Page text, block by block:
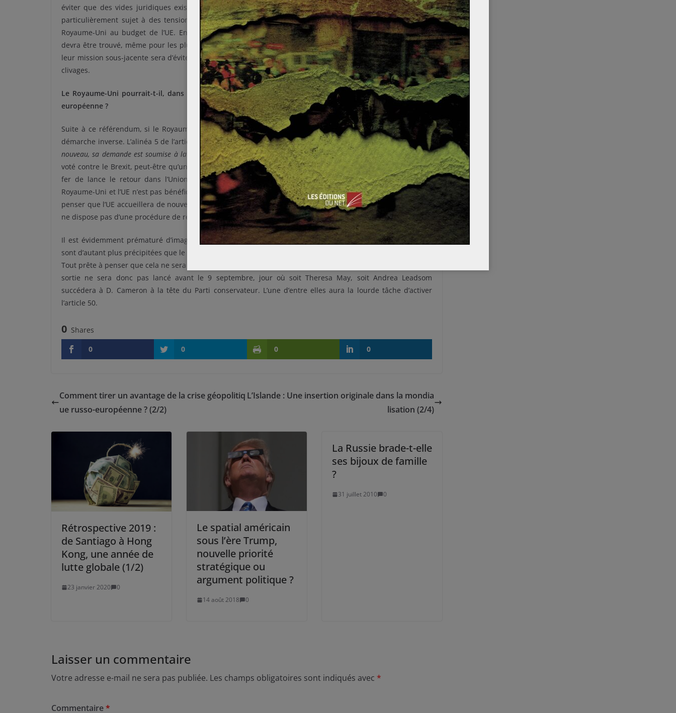
éviter que des vides juridiques existent après l’annulation de règlements de l’UE. Un sujet qui s’annonce
particulièrement sujet à des tensions concernera les modalités de la fin de la contribution financière du
Royaume-Uni au budget de l’UE. En somme, de nombreux sujets devront être abordés, et un consensus
devra être trouvé, même pour les plus ardus. Les négociateurs ont beaucoup de travail devant eux. Une de
leur mission sous-jacente sera d’éviter une division profonde de l’UE, et d’empêcher la création de nouveaux
clivages.
Le Royaume-Uni pourrait-t-il, dans un futur plus ou moins proche, revenir frapper à la porte de l’Union
européenne ?
Suite à ce référendum, si le Royaume-Uni se retire vraiment de l’UE, il pourrait tout à fait un jour faire la
démarche inverse. L’alinéa 5 de l’article 50 prévoit que «Si l’État qui s’est retiré de l’Union demande à adhérer à
nouveau, sa demande est soumise à la procédure visée à l’article 49». Etant donné que 75% des 18-25 ans ont
voté contre le Brexit, peut-être qu’une prochaine génération de femmes et d’hommes politiques fera de son
fer de lance le retour dans l’Union européenne. Cela pourrait se produire si l’accord négocié entre le
Royaume-Uni et l’UE n’est pas bénéfique pour la première des parties concernées. Cependant, rien ne laisse
penser que l’UE accueillera de nouveau le pays en déroulant le tapis rouge. De plus, un Etat qui sort de l’UE
ne dispose pas d’une procédure de ré-adhésion simplifiée.
Il est évidemment prématuré d’imaginer le retour du Royaume-Uni au sein de l’UE. De telles suppositions
sont d’autant plus précipitées que le Royaume-Uni n’a toujours pas notifié son intention au Conseil européen.
Tout prête à penser que cela ne sera pas fait tant que David Cameron sera Premier ministre. Le processus de
sortie ne sera donc pas lancé avant le 9 septembre, jour où soit Theresa May, soit Andrea Leadsom
succédera à D. Cameron à la tête du Parti conservateur. L’une d’entre elles aura la lourde tâche d’activer
l’article 50.
0 Shares
0
0 0 0
Comment tirer un avantage de la crise géopolitiq
ue russo-européenne ? (2/2)
L’Islande : Une insertion originale dans la mondia
lisation (2/4)
Rétrospective 2019 :
de Santiago à Hong
Kong, une année de
lutte globale (1/2)
23 janvier 2020 0
Le spatial américain
sous l’ère Trump,
nouvelle priorité
stratégique ou
argument politique ?
14 août 2018 0
La Russie brade-t-elle
ses bijoux de famille
?
31 juillet 2010 0
Laisser un commentaire
Votre adresse e-mail ne sera pas publiée. Les champs obligatoires sont indiqués avec *
Commentaire*